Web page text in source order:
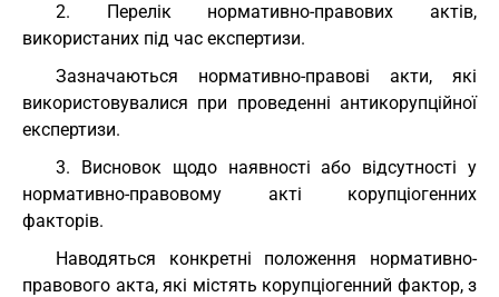
2. Перелік нормативно-правових актів,
використаних під час експертизи.
Зазначаються нормативно-правові акти, які
використовувалися при проведенні антикорупційної
експертизи.
3. Висновок щодо наявності або відсутності у
нормативно-правовому акті корупціогенних
факторів.
Наводяться конкретні положення нормативно-
правового акта, які містять корупціогенний фактор, з